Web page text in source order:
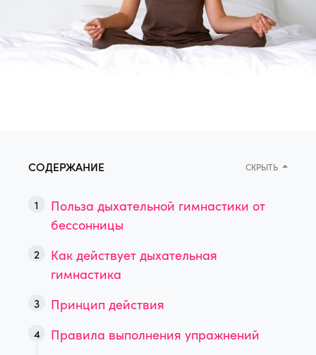
СОДЕРЖАНИЕ СКРЫТЬ
Польза дыхательной гимнастики от
бессонницы
Как действует дыхательная
гимнастика
Принцип действия
Правила выполнения упражнений